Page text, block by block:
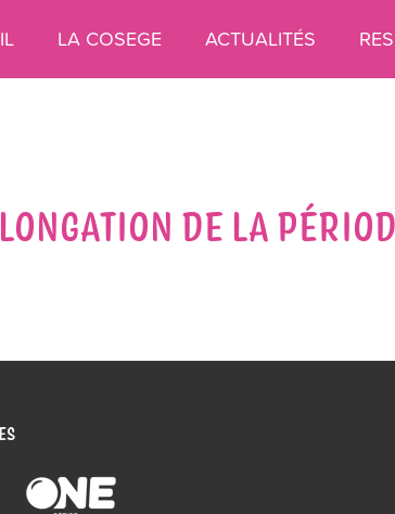
LA COSEGE ACTUALITÉS
DE LA